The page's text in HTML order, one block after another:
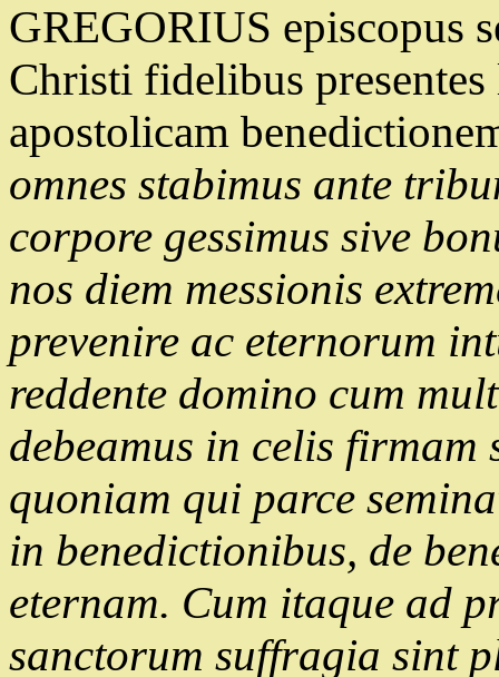
GREGORIUS episcopus
Christi fidelibus
apostolicam
omnes stabimus ante
corpore gessimus sive
nos diem messionis
prevenire ac eternorum
reddente domino cum
debeamus in celis firmam
quoniam qui parce
in benedictionibus, de
eternam. Cum itaque ad
sanctorum suffragia sint